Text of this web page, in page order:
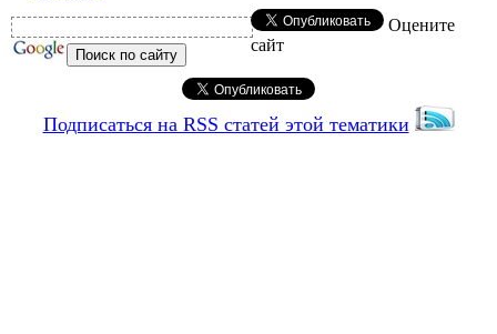
Оцените
сайт
Подписаться на RSS статей этой тематики